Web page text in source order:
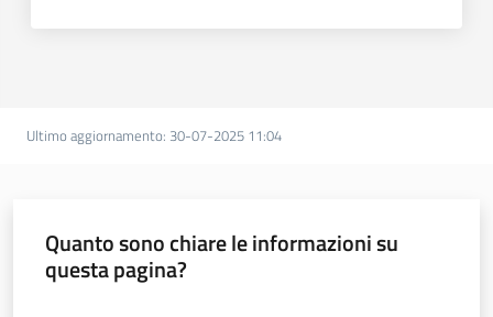
Ultimo aggiornamento: 30-07-2025 11:04
Quanto sono chiare le informazioni su
questa pagina?